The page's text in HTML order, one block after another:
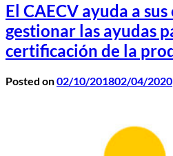
El CAECV ayuda a
gestionar las ayudas
certificación de la
Posted on02/10/201802/04/2020